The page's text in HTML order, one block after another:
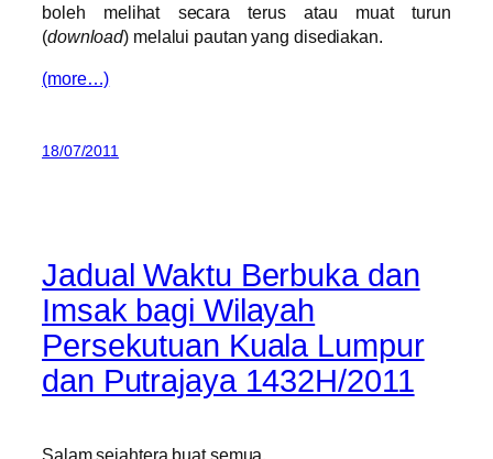
boleh melihat secara terus atau muat turun
(download) melalui pautan yang disediakan.
(more…)
18/07/2011
Jadual Waktu Berbuka dan
Imsak bagi Wilayah
Persekutuan Kuala Lumpur
dan Putrajaya 1432H/2011
Salam sejahtera buat semua.